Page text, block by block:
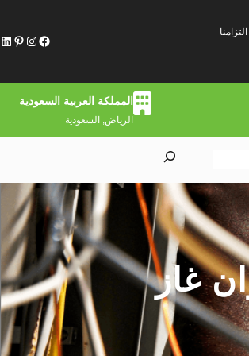
فيسبوكإنستجرام بينتريست لينكد إن
المملكة العربية السعودية
الرياض, السعودية
a
r
c
h
غاز